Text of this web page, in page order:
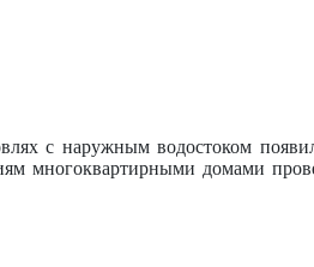
с наружным водостоком
многоквартирными домами